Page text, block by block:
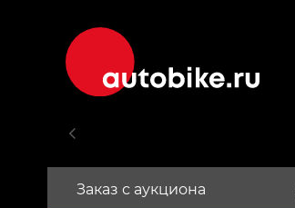
Заказ с аукциона